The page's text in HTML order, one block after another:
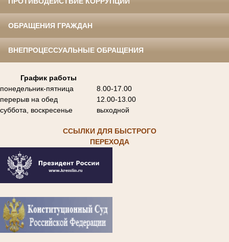
ОБРАЩЕНИЯ ГРАЖДАН
ВНЕПРОЦЕССУАЛЬНЫЕ ОБРАЩЕНИЯ
График работы
понедельник-пятница
8.00-17.00
перерыв на обед
12.00-13.00
суббота, воскресенье
выходной
ССЫЛКИ ДЛЯ БЫСТРОГО
ПЕРЕХОДА